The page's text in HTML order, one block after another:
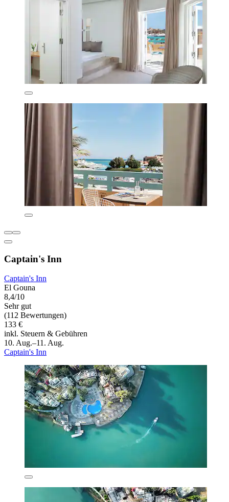
Captain's Inn
Captain's Inn
El Gouna
8,4/10
Sehr gut
(112 Bewertungen)
133 €
inkl. Steuern & Gebühren
10. Aug.–11. Aug.
Captain's Inn